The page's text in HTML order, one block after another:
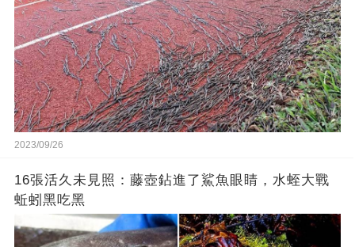
2023/09/26
16張活久未見照：藤壺鉆進了鯊魚眼睛，水蛭大戰
蚯蚓黑吃黑